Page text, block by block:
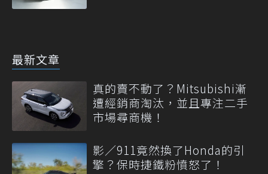
最新文章
真的賣不動了？Mitsubishi漸
遭經銷商淘汰，並且專注二手
市場尋商機！
影／911竟然換了Honda的引
擎？保時捷鐵粉憤怒了！